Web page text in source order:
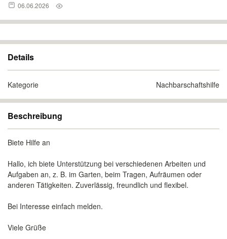
06.06.2026
Details
Kategorie Nachbarschaftshilfe
Beschreibung
Biete Hilfe an
Hallo, ich biete Unterstützung bei verschiedenen Arbeiten und
Aufgaben an, z. B. im Garten, beim Tragen, Aufräumen oder
anderen Tätigkeiten. Zuverlässig, freundlich und flexibel.
Bei Interesse einfach melden.
Viele Grüße